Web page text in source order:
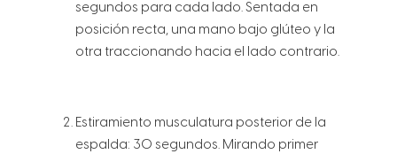
segundos para cada lado. Sentada en
posición recta, una mano bajo glúteo y la
otra traccionando hacia el lado contrario.
Estiramiento musculatura posterior de la
espalda: 30 segundos. Mirando primer